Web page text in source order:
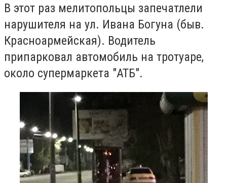
В этот раз мелитопольцы запечатлели
нарушителя на ул. Ивана Богуна (быв.
Красноармейская). Водитель
припарковал автомобиль на тротуаре,
около супермаркета "АТБ".